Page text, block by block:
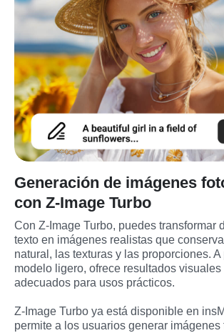
Generación de imágenes
con Z-Image Turbo
Con Z-Image Turbo, puedes transformar
texto en imágenes realistas que
natural, las texturas y las proporciones. A
modelo ligero, ofrece resultados
adecuados para usos prácticos.
Z-Image Turbo ya está disponible en
permite a los usuarios generar imágenes